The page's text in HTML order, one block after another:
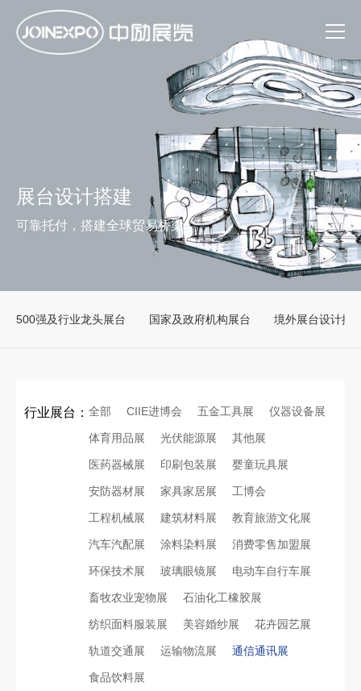
展台设计搭建
可靠托付，搭建全球贸易桥梁
500强及行业龙头展台 国家及政府机构展台 境外展台设计搭
行业展台： 全部 CIIE进博会 五金工具展 仪器设备展
体育用品展 光伏能源展 其他展
医药器械展 印刷包装展 婴童玩具展
安防器材展 家具家居展 工博会
工程机械展 建筑材料展 教育旅游文化展
汽车汽配展 涂料染料展 消费零售加盟展
环保技术展 玻璃眼镜展 电动车自行车展
畜牧农业宠物展 石油化工橡胶展
纺织面料服装展 美容婚纱展 花卉园艺展
轨道交通展 运输物流展 通信通讯展
食品饮料展